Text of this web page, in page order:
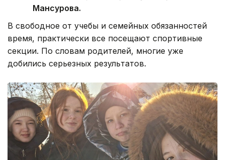
Мансурова.
В свободное от учебы и семейных обязанностей
время, практически все посещают спортивные
секции. По словам родителей, многие уже
добились серьезных результатов.